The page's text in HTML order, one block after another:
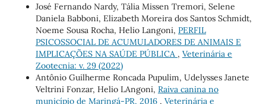
José Fernando Nardy, Tália Missen Tremori, Selene
Daniela Babboni, Elizabeth Moreira dos Santos Schmidt,
Noeme Sousa Rocha, Helio Langoni, PERFIL
PSICOSSOCIAL DE ACUMULADORES DE ANIMAIS E
IMPLICAÇÕES NA SAÚDE PÚBLICA , Veterinária e
Zootecnia: v. 29 (2022)
Antônio Guilherme Roncada Pupulim, Udelysses Janete
Veltrini Fonzar, Helio LAngoni, Raiva canina no
município de Maringá-PR, 2016 , Veterinária e